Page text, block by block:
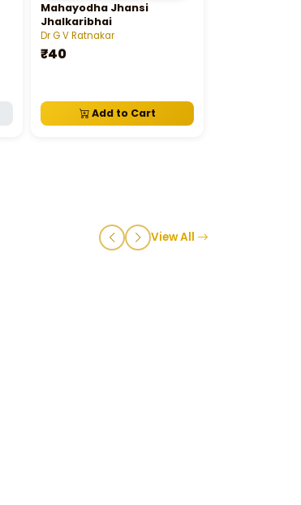
Mahayodha Jhansi
Jhalkaribhai
Dr G V Ratnakar
₹40
Add to Cart
View All